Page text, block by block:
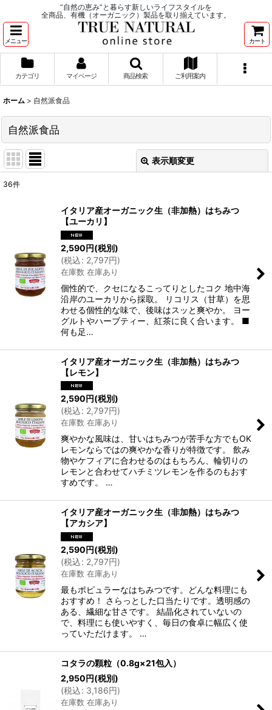
“自然の恵み”と暮らす新しいライフスタイルを
全商品、有機（オーガニック）製品を取り揃えています。
メニュー カート
カテゴリ マイページ 商品検索 ご利用案内
ホーム > 自然派食品
自然派食品
表示順変更
並び順:
絞り込む
36件
イタリア産オーガニック生（非加熱）はちみつ
【ユーカリ】
2,590円(税別)
(税込: 2,797円)
在庫数 在庫あり
個性的で、クセになるこってりとしたコク 地中海
沿岸のユーカリから採取。 リコリス（甘草）を思
わせる個性的な味で、後味はスッと爽やか。 ヨー
グルトやハーブティー、紅茶に良く合います。 ■
何も足…
イタリア産オーガニック生（非加熱）はちみつ
【レモン】
2,590円(税別)
(税込: 2,797円)
在庫数 在庫あり
爽やかな風味は、甘いはちみつが苦手な方でもOK
レモンならではの爽やかな香りが特徴です。 飲み
物やケフィアに合わせるのはもちろん、輪切りの
レモンと合わせてハチミツレモンを作るのもおす
すめです。 …
イタリア産オーガニック生（非加熱）はちみつ
【アカシア】
2,590円(税別)
(税込: 2,797円)
在庫数 在庫あり
最もポピュラーなはちみつです。どんな料理にも
おすすめ！ さらっとした口当たりです。透明感の
ある、繊細な甘さです。 結晶化されていないの
で、料理にも使いやすく、毎日の食卓に幅広く使
っていただけます。 …
コタラの顆粒（0.8g×21包入）
2,950円(税別)
(税込: 3,186円)
在庫数 在庫あり